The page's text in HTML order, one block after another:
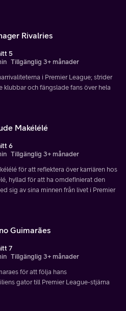
Rivalries
5
Tillgänglig 3+ månader
i Premier League; strider
och fängslade fans över hela
Makélélé
6
Tillgänglig 3+ månader
för att reflektera över karriären hos
hyllad för att ha omdefinierat den
sig av sina minnen från livet i Premier
Guimarães
7
Tillgänglig 3+ månader
för att följa hans
gator till Premier League-stjärna